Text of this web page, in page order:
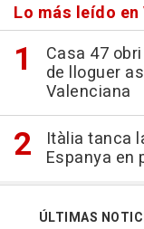
Lo más leído
Casa 47
de lloguer
Valenciana
Itàlia tanca
Espanya en
ÚLTIMAS